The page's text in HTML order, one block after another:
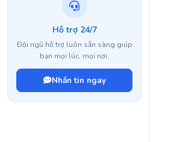
Hỗ trợ 24/7
Đội ngũ hỗ trợ luôn sẵn sàng giúp
bạn mọi lúc, mọi nơi.
Nhắn tin ngay